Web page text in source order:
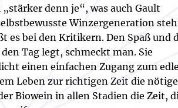
denn je“, was auch Gault
Winzergeneration
es bei den Kritikern. Den Spaß und
Tag legt, schmeckt man. Sie
einen einfachen Zugang zum
Leben zur richtigen Zeit die nötige
Biowein in allen Stadien die Zeit,